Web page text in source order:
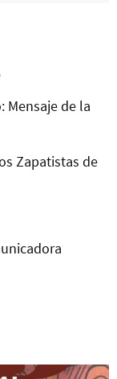
Mensaje de la
Zapatistas de